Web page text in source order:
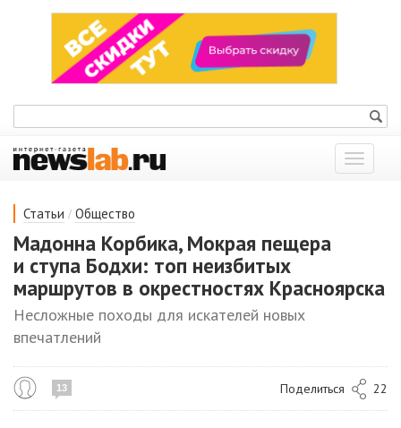
Показать
меню
Статьи / Общество
Мадонна Корбика, Мокрая пещера
и ступа Бодхи: топ неизбитых
маршрутов в окрестностях Красноярска
Несложные походы для искателей новых
впечатлений
13 Поделиться 22